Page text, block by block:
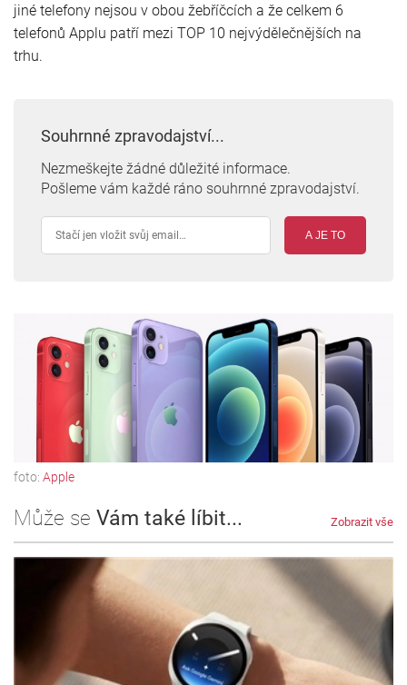
jiné telefony nejsou v obou žebříčcích a že celkem 6
telefonů Applu patří mezi TOP 10 nejvýdělečnějších na
trhu.
Souhrnné zpravodajství...
Nezmeškejte žádné důležité informace.
Pošleme vám každé ráno souhrnné zpravodajství.
A JE TO
foto: Apple
Může se Vám také líbit... Zobrazit vše